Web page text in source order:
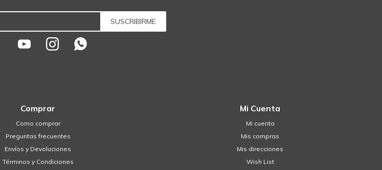
Comprar
Como comprar
Preguntas frecuentes
Envíos y Devoluciones
Términos y Condiciones
Mi Cuenta
Mi cuenta
Mis compras
Mis direcciones
Wish List
SUSCRIBIRME
  